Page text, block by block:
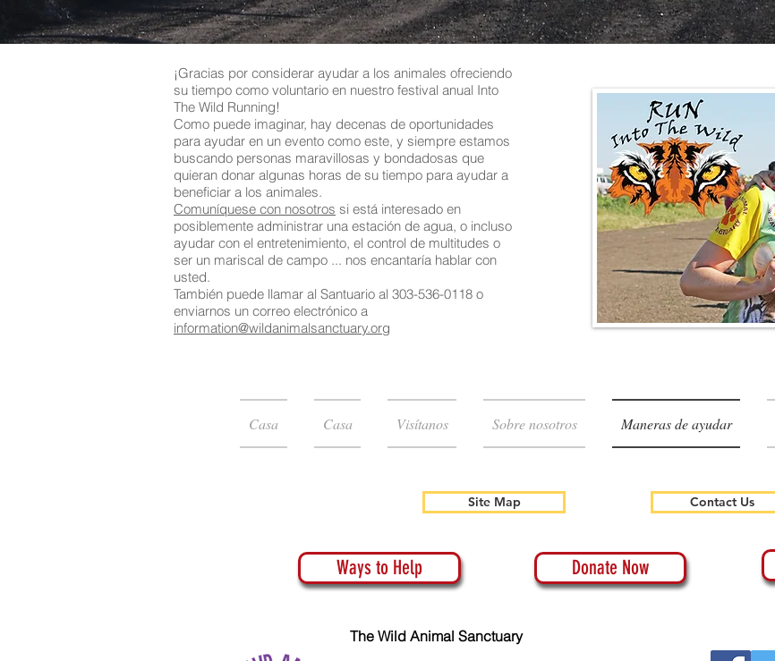
¡Gracias por considerar ayudar a los animales ofreciendo
su tiempo como voluntario en nuestro festival anual Into
The Wild Running!
Como puede imaginar, hay decenas de oportunidades
para ayudar en un evento como este, y siempre estamos
buscando personas maravillosas y bondadosas que
quieran donar algunas horas de su tiempo para ayudar a
beneficiar a los animales.
Comuníquese con nosotros si está interesado en
posiblemente administrar una estación de agua, o incluso
ayudar con el entretenimiento, el control de multitudes o
ser un mariscal de campo ... nos encantaría hablar con
usted.
También puede llamar al Santuario al 303-536-0118 o
enviarnos un correo electrónico a
information@wildanimalsanctuary.org
Casa Casa Visítanos Sobre nosotros Maneras de ayudar
Site Map Contact Us
Ways to Help Donate Now
The Wild Animal Sanctuary